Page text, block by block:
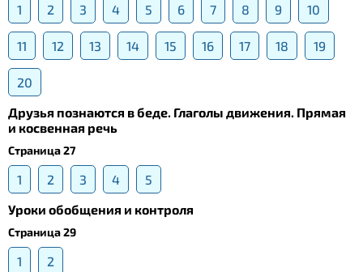
1 2 3 4 5 6 7 8 9 10
11 12 13 14 15 16 17 18 19
20
Друзья познаются в беде. Глаголы движения. Прямая
и косвенная речь
Страница 27
1 2 3 4
5
Уроки обобщения и контроля
Страница 29
1
2